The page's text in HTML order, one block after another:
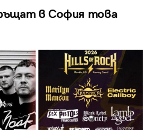
в София това